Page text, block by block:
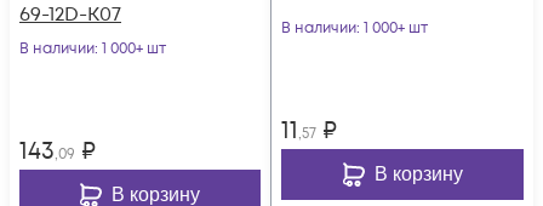
69-12D-K07
В наличии: 1 000+ шт
143,09 ₽
В корзину
В наличии: 1 000+ шт
11,57 ₽
В корзину